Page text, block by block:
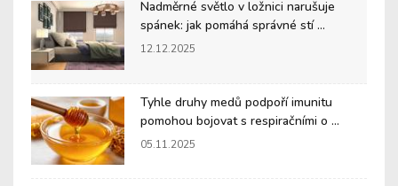
Nadměrné světlo v ložnici narušuje
spánek: jak pomáhá správné stí ...
12.12.2025
Tyhle druhy medů podpoří imunitu
pomohou bojovat s respiračními o ...
05.11.2025